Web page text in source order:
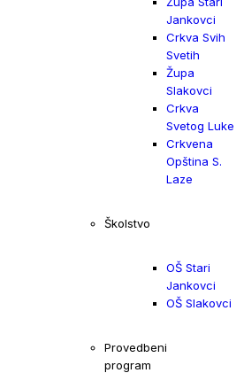
Jankovci
Crkva Svih
Svetih
Župa
Slakovci
Crkva
Svetog Luke
Crkvena
Opština S.
Laze
Školstvo
OŠ Stari
Jankovci
OŠ Slakovci
Provedbeni
program